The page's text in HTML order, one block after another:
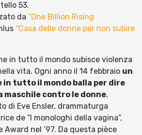
53.
da “One Billion Rising
“Casa delle donne per non subire
in tutto il mondo subisce violenza
vita. Ogni anno il 14 febbraio un
in tutto il mondo balla per dire
maschile contro le donne,
di Eve Ensler, drammaturga
de “I monologhi della vagina”,
nel ’97. Da questa pièce